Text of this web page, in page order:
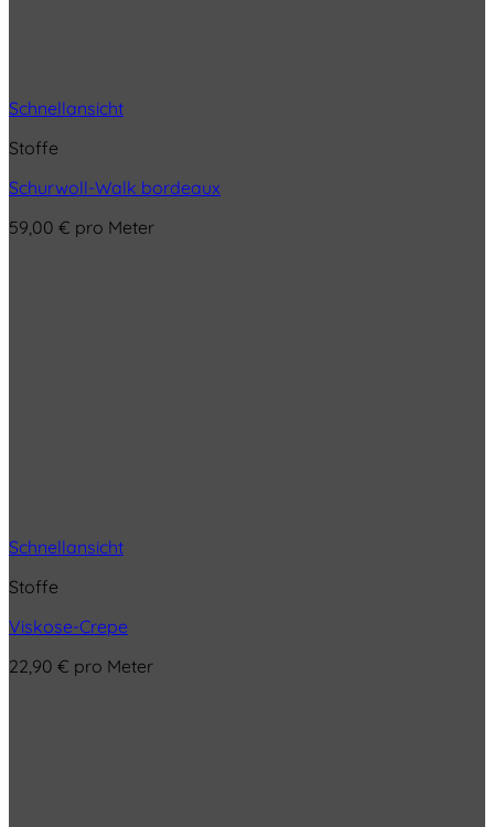
Schnellansicht
Stoffe
Schurwoll-Walk bordeaux
59,00 € pro Meter
Schnellansicht
Stoffe
Viskose-Crepe
22,90 € pro Meter